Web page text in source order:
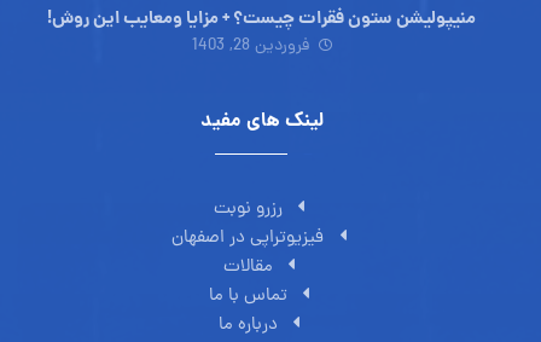
منیپولیشن ستون فقرات چیست؟ + مزایا ومعایب این روش!
فروردین 28, 1403
لینک های مفید
رزرو نوبت
فیزیوتراپی در اصفهان
مقالات
تماس با ما
درباره ما